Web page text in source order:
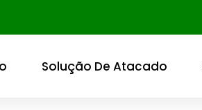
Solução De Atacado